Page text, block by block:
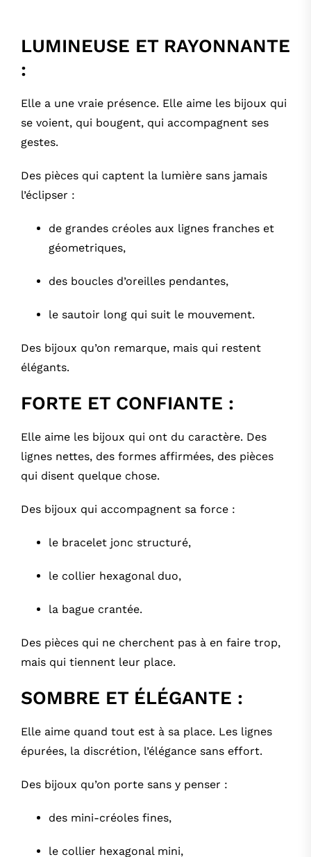
LUMINEUSE ET RAYONNANTE
:
Elle a une vraie présence. Elle aime les bijoux qui
se voient, qui bougent, qui accompagnent ses
gestes.
Des pièces qui captent la lumière sans jamais
l’éclipser :
de grandes créoles aux lignes franches et
géometriques,
des boucles d’oreilles pendantes,
le sautoir long qui suit le mouvement.
Des bijoux qu’on remarque, mais qui restent
élégants.
FORTE ET CONFIANTE :
Elle aime les bijoux qui ont du caractère. Des
lignes nettes, des formes affirmées, des pièces
qui disent quelque chose.
Des bijoux qui accompagnent sa force :
le bracelet jonc structuré,
le collier hexagonal duo,
la bague crantée.
Des pièces qui ne cherchent pas à en faire trop,
mais qui tiennent leur place.
SOMBRE ET ÉLÉGANTE :
Elle aime quand tout est à sa place. Les lignes
épurées, la discrétion, l’élégance sans effort.
Des bijoux qu’on porte sans y penser :
des mini-créoles fines,
le collier hexagonal mini,